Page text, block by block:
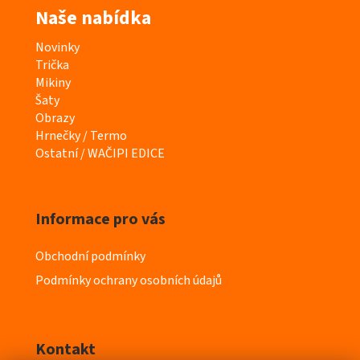
Naše nabídka
K
a
t
e
g
o
r
Novinky
Trička
Mikiny
Šaty
Obrazy
Hrnečky / Termo
Ostatní / WAČIPI EDICE
Informace pro vás
Obchodní podmínky
Podmínky ochrany osobních údajů
Kontakt